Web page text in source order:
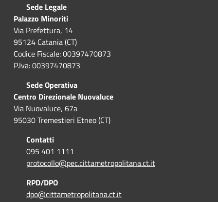
Sede Legale
Palazzo Minoriti
Via Prefettura, 14
95124 Catania (CT)
Codice Fiscale: 00397470873
P.Iva: 00397470873
Sede Operativa
Centro Direzionale Nuovaluce
Via Nuovaluce, 67a
95030 Tremestieri Etneo (CT)
Contatti
095 401 1111
protocollo@pec.cittametropolitana.ct.it
RPD/DPO
dpo@cittametropolitana.ct.it